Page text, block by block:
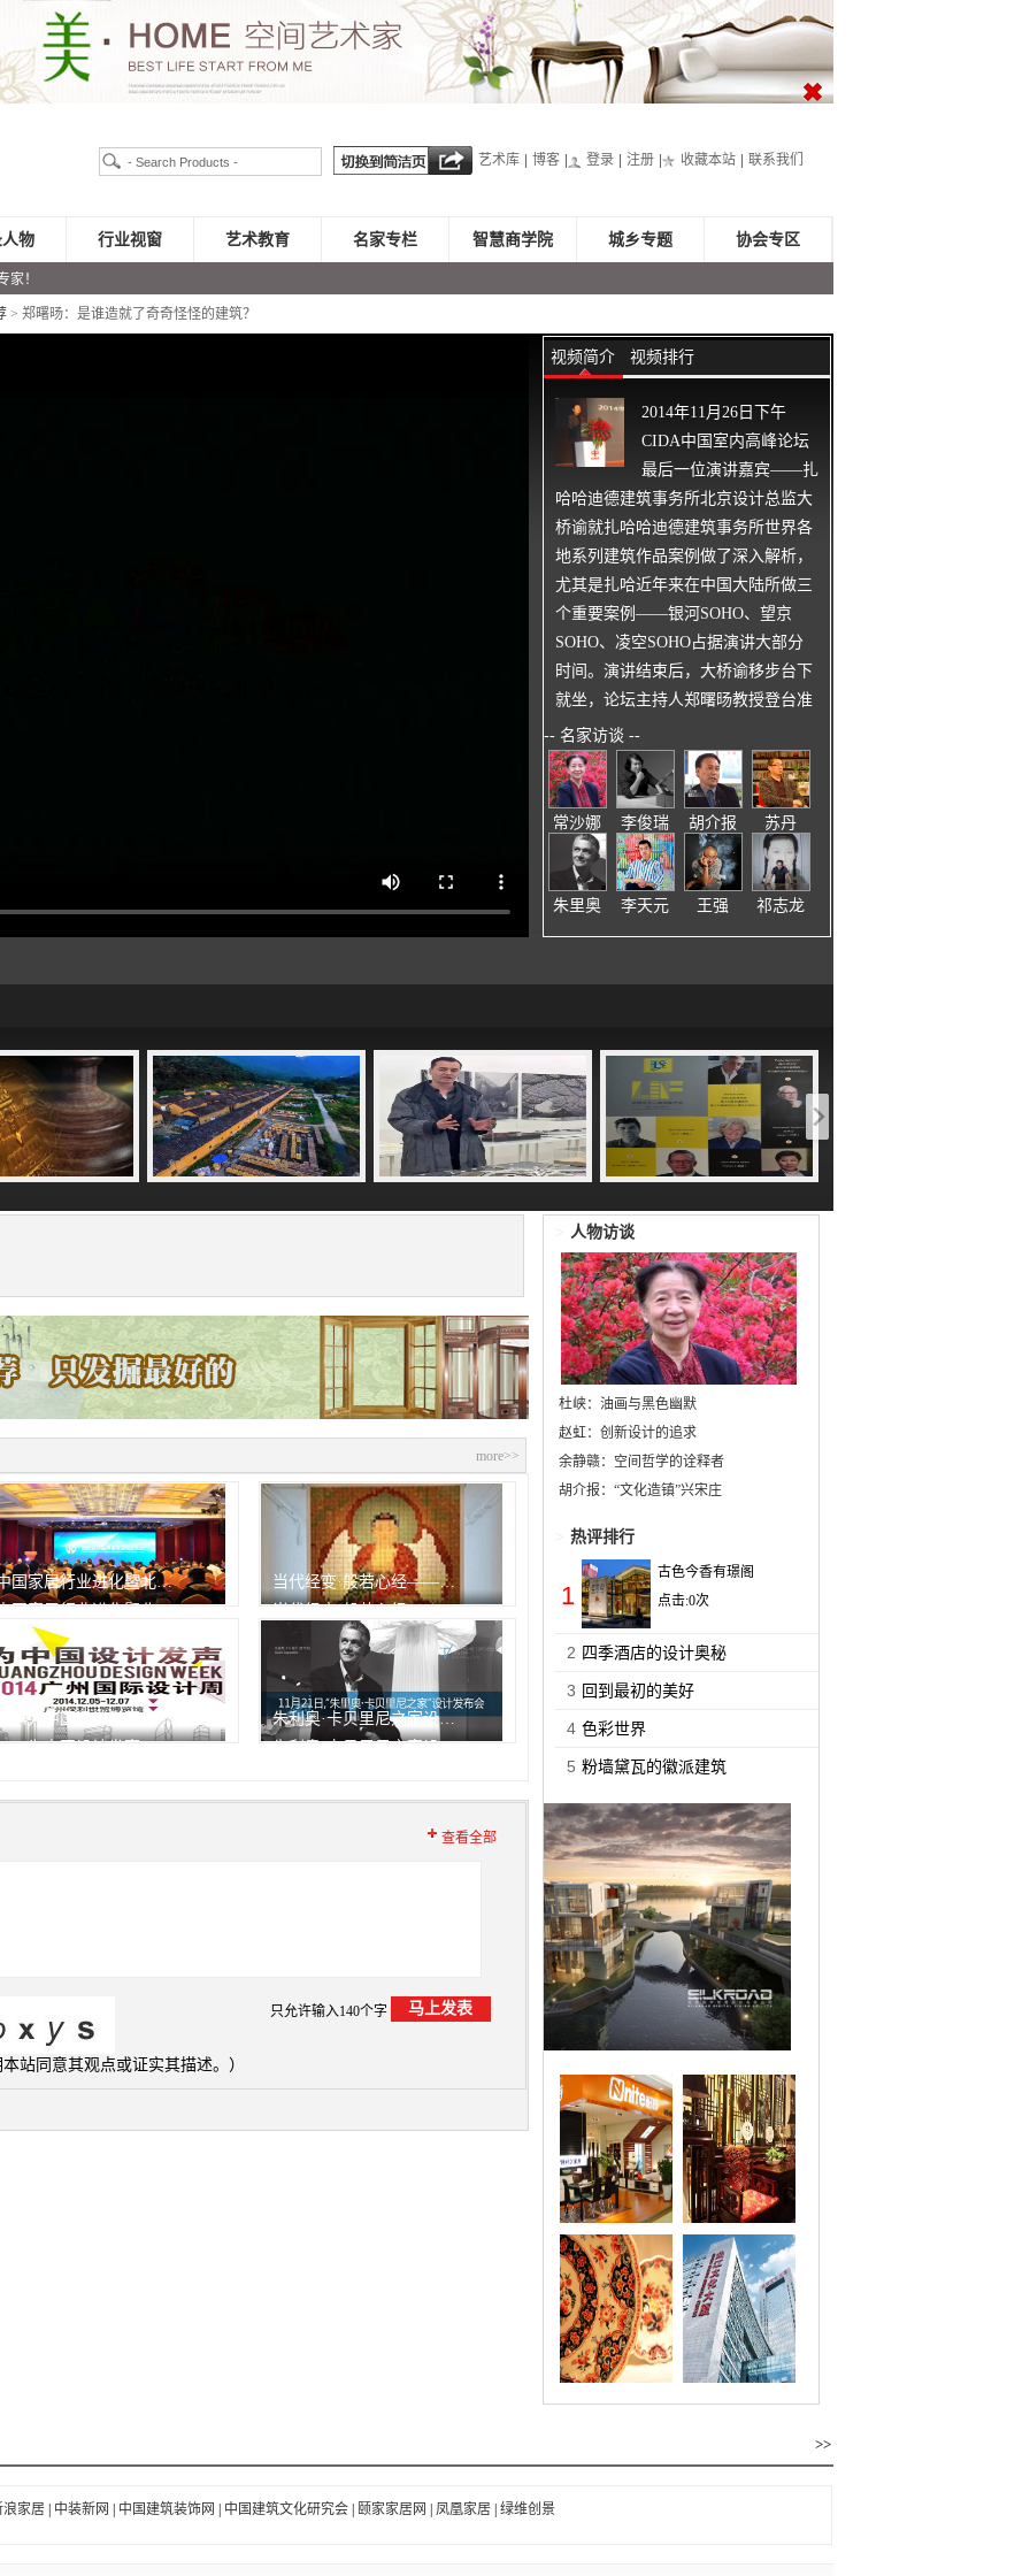
艺术库 博客 登录 注册 收藏本站 联系我们
！
物 行业视窗 艺术教育 名家专栏 智慧商学院 城乡专题 协会专区
> 郑曙旸：是谁造就了奇奇怪怪的建筑？
视频简介 视频排行
2014年11月26日下午
CIDA中国室内高峰论坛
最后一位演讲嘉宾——扎
哈哈迪德建筑事务所北京设计总监大
桥谕就扎哈哈迪德建筑事务所世界各
地系列建筑作品案例做了深入解析，
尤其是扎哈近年来在中国大陆所做三
个重要案例——银河SOHO、望京
SOHO、凌空SOHO占据演讲大部分
时间。演讲结束后，大桥谕移步台下
就坐，论坛主持人郑曙旸教授登台准
备致谢时，台下一位年轻的设计师高
声提问：请大桥谕先生回答一个问题
再走好吗？顿时，会场几百人的目光
同时聚焦在这位年轻设计师身上，工
作人员递上话筒之后，他走到前台剪
短的提到：“请您回答，您是喜欢生
活在光明的世界还是黑暗的世界？请
了。
-- 名家访谈 --
常沙娜 李俊瑞 胡介报 苏丹
朱里奥 李天元 王强 祁志龙
more>>
中国家居行业进化暨北京家居行业协会2013年会
7日，中国家居行业进化
会343次
播放
当代经变·般若心经——源正禅师艺术展
2014为中国设计发声——广州设计周精彩瞬间
朱利奥·卡贝里尼之家设计发布会
查看全部
只允许输入140个字
站同意其观点或证实其描述。）
人物访谈
杜峡：油画与黑色幽默
赵虹：创新设计的追求
余静赣：空间哲学的诠释者
胡介报：“文化造镇”兴宋庄
热评排行
1
古色今香有璟阁
点击:0次
2 四季酒店的设计奥秘
3 回到最初的美好
4 色彩世界
5 粉墙黛瓦的徽派建筑
>>
浪家居| 中装新网 中国建筑装饰网 中国建筑文化研究会| 颐家家居网 凤凰家居| 绿维创景